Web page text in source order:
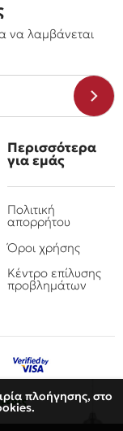
πλοήγησης, στο
να λαμβάνεται
Περισσότερα
για εμάς
Πολιτική
απορρήτου
Όροι χρήσης
Κέντρο επίλυσης
προβλημάτων